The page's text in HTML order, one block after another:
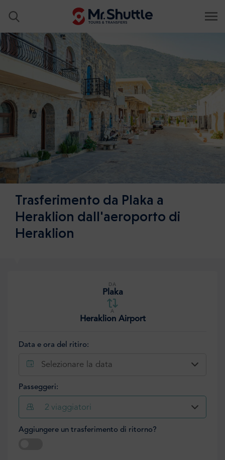
Trasferimento da Plaka a
Heraklion dall'aeroporto di
Heraklion
DA
Plaka
A
Heraklion Airport
Data e ora del ritiro:
Selezionare la data
Passeggeri:
2 viaggiatori
Aggiungere un trasferimento di ritorno?